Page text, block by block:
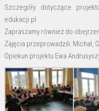
Szczegóły dotyczące
edukacji.pl
Zapraszamy również do
Zajęcia przeprowadzili: Michał,
Opiekun projektu Ewa